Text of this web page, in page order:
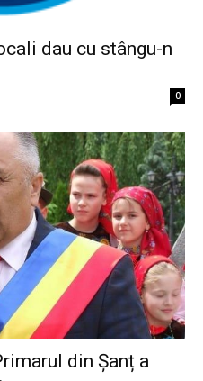
dau cu stângu-n
0
din Șanț a